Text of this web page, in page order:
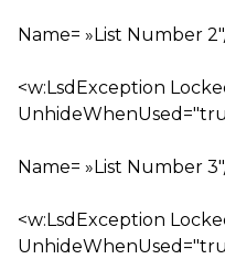
Name= »List Number
<w:LsdException
Name= »List Number
<w:LsdException